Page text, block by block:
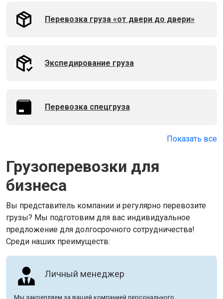
Перевозка груза «от двери до двери»
Экспедирование груза
Перевозка спецгруза
Показать все
Грузоперевозки для
бизнеса
Вы представитель компании и регулярно перевозите
грузы? Мы подготовим для вас индивидуальное
предложение для долгосрочного сотрудничества!
Среди наших преимуществ:
Личный менеджер
Мы закрепляем за вашей компанией персонального